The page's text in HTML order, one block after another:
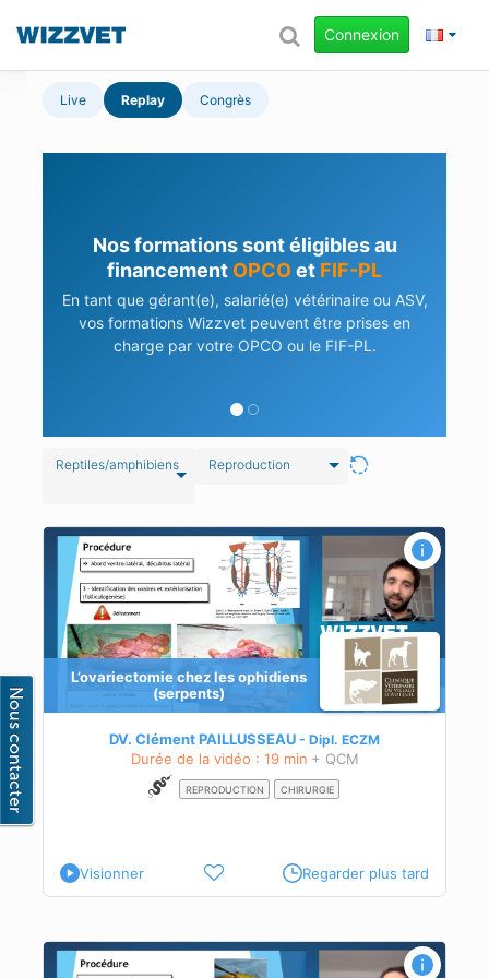
Connexion
Live Replay Congrès
Nos formations sont éligibles au
financement OPCOet FIF-PL
En tant que gérant(e), salarié(e) vétérinaire ou ASV,
vos formations Wizzvet peuvent être prises en
charge par votre OPCO ou le FIF-PL.
Reptiles/amphibiens Reproduction
L’ovariectomie chez les ophidiens
(serpents)
DV. Clément PAILLUSSEAU Dipl. ECZM
Durée de la vidéo : 19 min + QCM
REPRODUCTION CHIRURGIE
Visionner Regarder plus tard